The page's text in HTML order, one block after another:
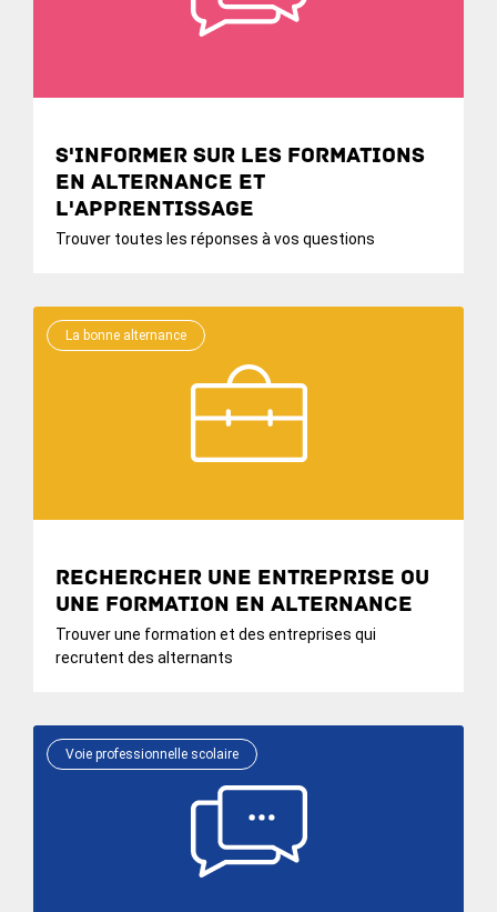
S'informer sur les formations
en alternance et
l'apprentissage
Trouver toutes les réponses à vos questions
La bonne alternance
Rechercher une entreprise ou
une formation en alternance
Trouver une formation et des entreprises qui
recrutent des alternants
Voie professionnelle scolaire